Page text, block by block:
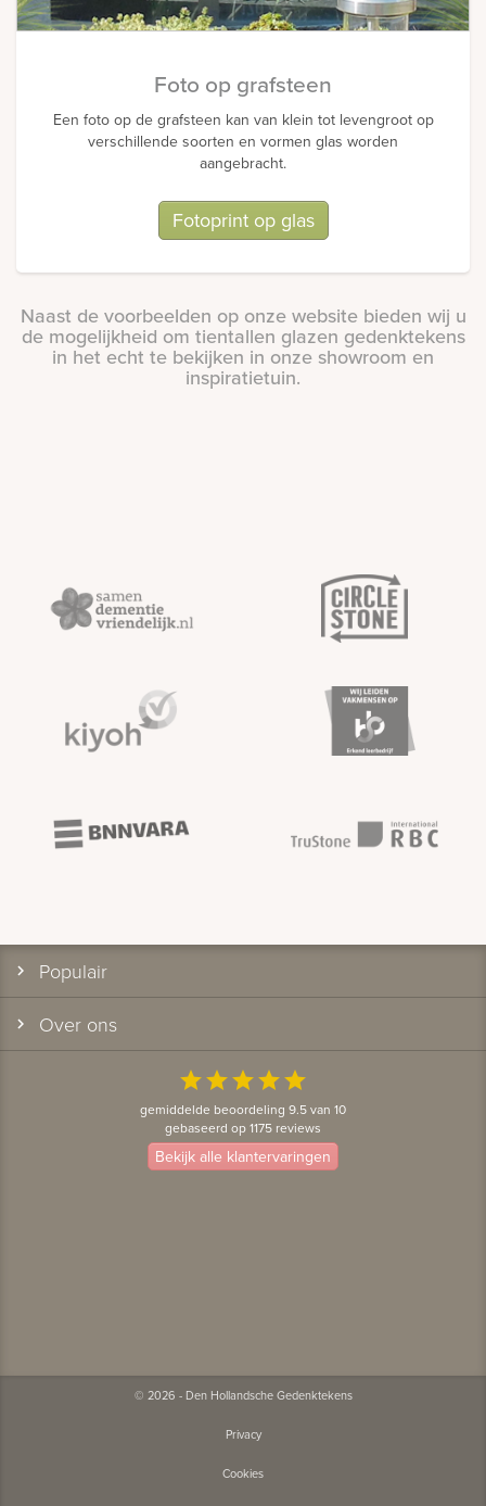
Foto op grafsteen
Een foto op de grafsteen kan van klein tot levengroot op
verschillende soorten en vormen glas worden
aangebracht.
Fotoprint op glas
Naast de voorbeelden op onze website bieden wij u
de mogelijkheid om tientallen glazen gedenktekens
in het echt te bekijken in onze showroom en
inspiratietuin.
Populair
Over ons
starstarstarstarstar
gemiddelde beoordeling 9.5 van 10
gebaseerd op 1175 reviews
Bekijk alle klantervaringen
© 2026 - Den Hollandsche Gedenktekens
Privacy
Cookies